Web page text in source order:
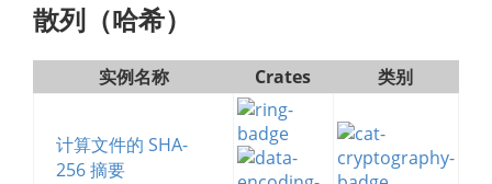
散列（哈希）
实例名称 Crates 类别
计算文件的 SHA-
256 摘要